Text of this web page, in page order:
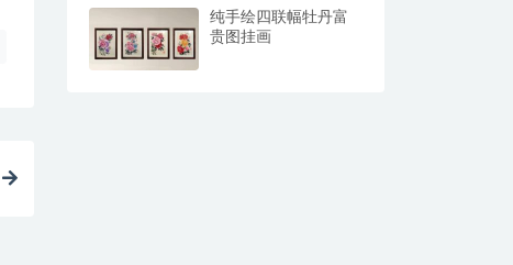
纯手绘四联幅牡丹富
贵图挂画